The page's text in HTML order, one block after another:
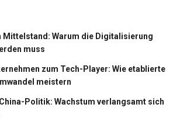
Mittelstand: Warum die Digitalisierung
muss
zum Tech-Player: Wie etablierte
meistern
Politik: Wachstum verlangsamt sich